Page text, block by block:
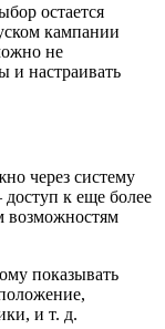
остается
кампании
не
и настраивать
через систему
к еще более
возможностям
показывать
и т. д.